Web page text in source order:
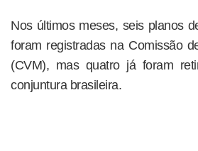
Nos últimos meses, seis planos
foram registradas na Comissão
(CVM), mas quatro já foram
conjuntura brasileira.